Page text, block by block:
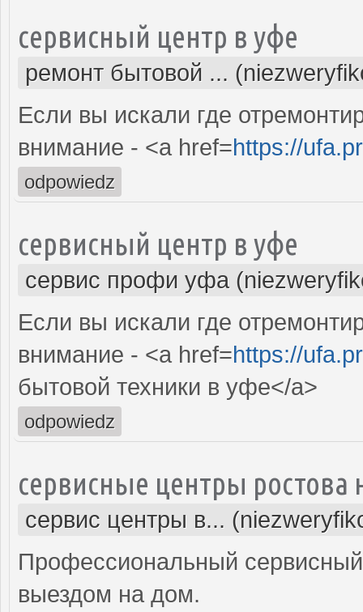
сервисный центр в уфе
ремонт бытовой ...
Если вы искали где
внимание - <a href=https://
odpowiedz
сервисный центр в уфе
сервис профи уфа
Если вы искали где
внимание - <a href=https://
бытовой техники в уфе</a>
odpowiedz
сервисные центры ростова
сервис центры в...
Профессиональный
выездом на дом.